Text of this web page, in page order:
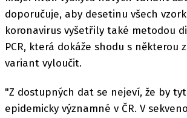
doporučuje, aby desetinu všech
koronavirus vyšetřily také metodou
PCR, která dokáže shodu s některou
variant vyloučit.
"Z dostupných dat se nejeví, že by
epidemicky významné v ČR. V